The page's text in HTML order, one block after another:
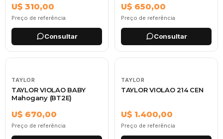
U$ 310,00
Preço de referência
Consultar
U$ 650,00
Preço de referência
Consultar
TAYLOR
TAYLOR VIOLAO BABY
Mahogany (BT2E)
U$ 670,00
Preço de referência
TAYLOR
TAYLOR VIOLAO 214 CEN
U$ 1.400,00
Preço de referência